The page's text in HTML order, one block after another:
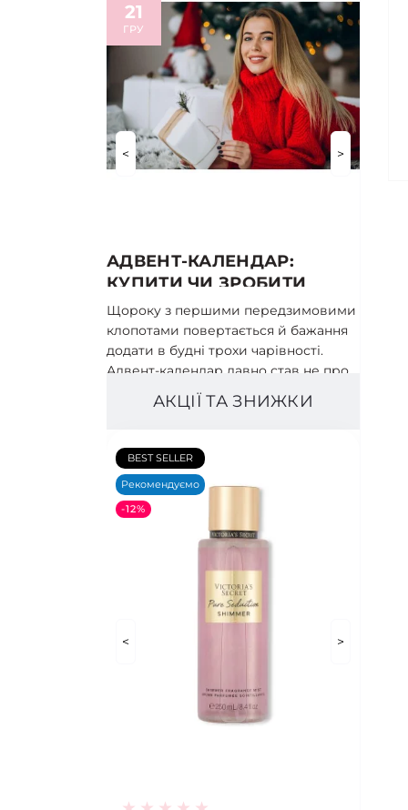
21
ГРУ
АДВЕНТ-КАЛЕНДАР:
КУПИТИ ЧИ ЗРОБИТИ
СВОЇМИ РУКАМИ?
Щороку з першими передзимовими
клопотами повертається й бажання
додати в будні трохи чарівності.
Адвент-календар давно став не про..
< >
АКЦІЇ ТА ЗНИЖКИ
BEST SELLER
Рекомендуємо
-12%
< >